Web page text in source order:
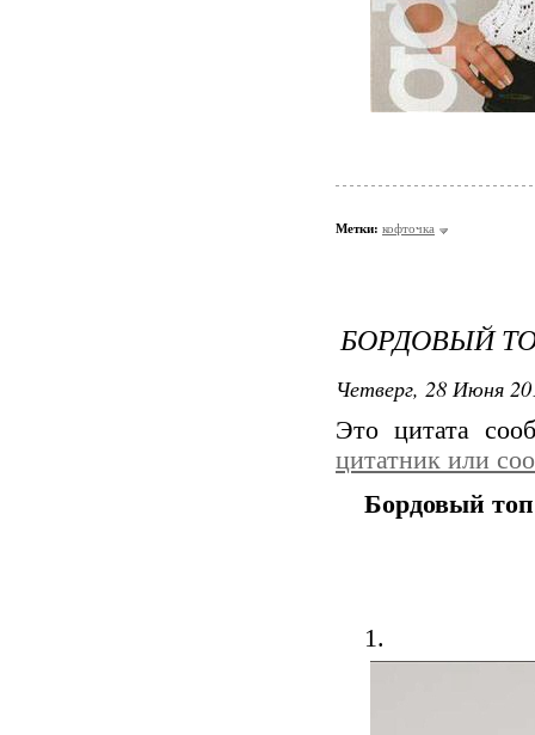
Метки: кофточка
БОРДОВЫЙ
Четверг, 28 Июня
Это цитата
цитатник или
Бордовый
1.